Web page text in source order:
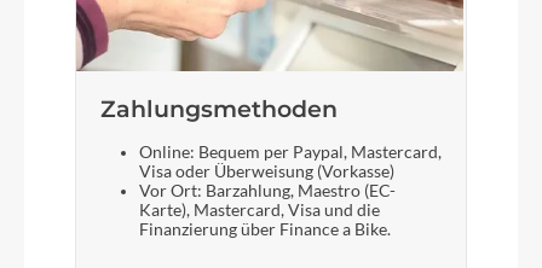
Zahlungsmethoden
Online: Bequem per Paypal, Mastercard,
Visa oder Überweisung (Vorkasse)
Vor Ort: Barzahlung, Maestro (EC-
Karte), Mastercard, Visa und die
Finanzierung über Finance a Bike.